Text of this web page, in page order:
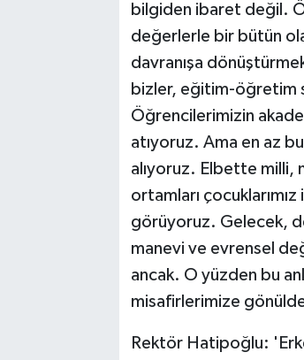
bilgiden ibaret değil.
değerlerle bir bütün
davranışa
bizler, eğitim-öğretim
Öğrencilerimizin
atıyoruz. Ama en az
alıyoruz. Elbette
ortamları
görüyoruz. Gelecek,
manevi ve evrensel
ancak. O yüzden bu
misafirlerimize
Rektör Hatipoğlu: